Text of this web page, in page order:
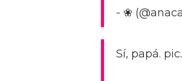
- ❀
Sí, papá.